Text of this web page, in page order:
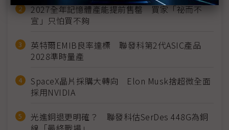
2027全年記憶體產能提前售罄 買家「祕而不
宣」只怕買不夠
英特爾EMIB良率達標 聯發科第2代ASIC產品
2028準時量產
SpaceX晶片採購大轉向 Elon Musk捨超微全面
採用NVIDIA
光進銅退更明確？ 聯發科估SerDes 448G為銅